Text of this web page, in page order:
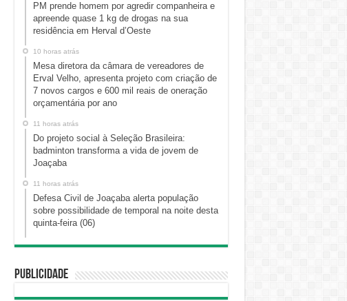
PM prende homem por agredir companheira e
apreende quase 1 kg de drogas na sua
residência em Herval d’Oeste
10 horas atrás
Mesa diretora da câmara de vereadores de
Erval Velho, apresenta projeto com criação de
7 novos cargos e 600 mil reais de oneração
orçamentária por ano
11 horas atrás
Do projeto social à Seleção Brasileira:
badminton transforma a vida de jovem de
Joaçaba
11 horas atrás
Defesa Civil de Joaçaba alerta população
sobre possibilidade de temporal na noite desta
quinta-feira (06)
Publicidade